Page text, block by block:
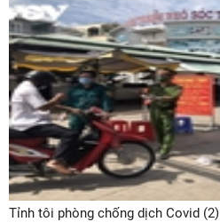
Tỉnh tôi phòng chống dịch Covid (2)